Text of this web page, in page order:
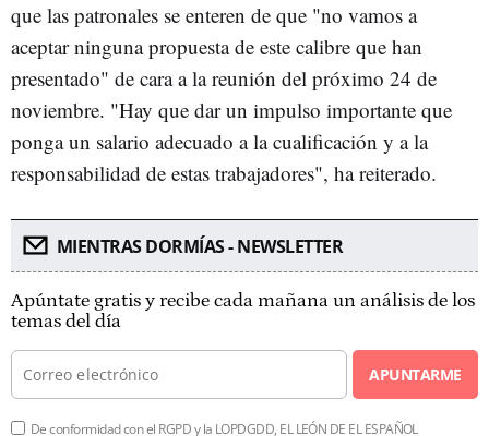
que las patronales se enteren de que "no vamos a
aceptar ninguna propuesta de este calibre que han
presentado" de cara a la reunión del próximo 24 de
noviembre. "Hay que dar un impulso importante que
ponga un salario adecuado a la cualificación y a la
responsabilidad de estas trabajadores", ha reiterado.
MIENTRAS DORMÍAS - NEWSLETTER
Apúntate gratis y recibe cada mañana un análisis de los
temas del día
APUNTARME
De conformidad con el RGPD y la LOPDGDD, EL LEÓN DE EL ESPAÑOL